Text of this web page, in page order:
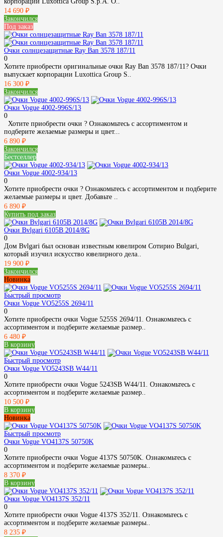
14 690 ₽
Закончился
Под заказ
Очки солнцезащитные Ray Ban 3578 187/11
0
Хотите приобрести оригинальные очки Ray Ban 3578 187/11? Очки
выпускает корпорации Luxottica Group S..
16 300 ₽
Закончился
Очки Vogue 4002-996S/13
0
Хотите приобрести очки ? Ознакомьтесь с ассортиментом и
подберите желаемые размеры и цвет...
6 890 ₽
Закончился
Бестселлер
Очки Vogue 4002-934/13
0
Хотите приобрести очки ? Ознакомьтесь с ассортиментом и подберите
желаемые размеры и цвет. Добавьте ..
6 890 ₽
Купить под заказ
Очки Bvlgari 6105B 2014/8G
0
Дом Bvlgari был основан известным ювелиром Сотирио Bulgari,
который изучил искусство ювелирного дела..
19 900 ₽
Закончился
Новинка
Быстрый просмотр
Очки Vogue VO5255S 2694/11
0
Хотите приобрести очки Vogue 5255S 2694/11. Ознакомьтесь с
ассортиментом и подберите желаемые размер..
6 480 ₽
В корзину
Быстрый просмотр
Очки Vogue VO5243SB W44/11
0
Хотите приобрести очки Vogue 5243SB W44/11. Ознакомьтесь с
ассортиментом и подберите желаемые размер..
10 500 ₽
В корзину
Новинка
Быстрый просмотр
Очки Vogue VO4137S 50750K
0
Хотите приобрести очки Vogue 4137S 50750K. Ознакомьтесь с
ассортиментом и подберите желаемые размеры..
8 370 ₽
В корзину
Очки Vogue VO4137S 352/11
0
Хотите приобрести очки Vogue 4137S 352/11. Ознакомьтесь с
ассортиментом и подберите желаемые размеры..
8 235 ₽